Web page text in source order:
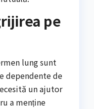
pe
lung sunt
dependente de
un ajutor
a menține